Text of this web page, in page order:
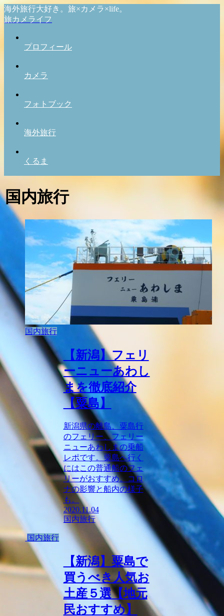
海外旅行大好き。旅×カメラ×life。
旅カメライフ
プロフィール
カメラ
フォトブック
海外旅行
くるま
国内旅行
国内旅行
【新潟】フェリ
ーニューあわし
まを徹底紹介
【粟島】
新潟県の離島、粟島行
のフェリー、フェリー
ニューあわしまの乗船
レポです。粟島へ行く
にはこの普通船のフェ
リーがおすすめ。コロ
ナの影響と船内の様子
も。
2020.11.04
国内旅行
国内旅行
【新潟】粟島で
買うべき人気お
土産５選【地元
民おすすめ】